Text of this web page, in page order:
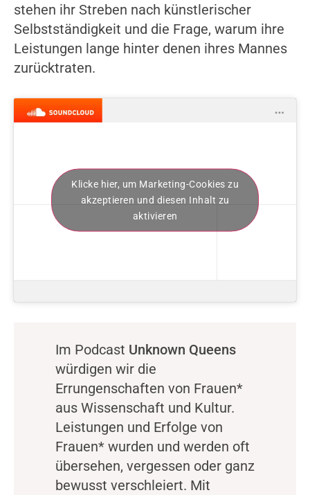
stehen ihr Streben nach künstlerischer
Selbstständigkeit und die Frage, warum ihre
Leistungen lange hinter denen ihres Mannes
zurücktraten.
Klicke hier, um Marketing-Cookies zu
akzeptieren und diesen Inhalt zu
aktivieren
Im Podcast Unknown Queens
würdigen wir die
Errungenschaften von Frauen*
aus Wissenschaft und Kultur.
Leistungen und Erfolge von
Frauen* wurden und werden oft
übersehen, vergessen oder ganz
bewusst verschleiert. Mit